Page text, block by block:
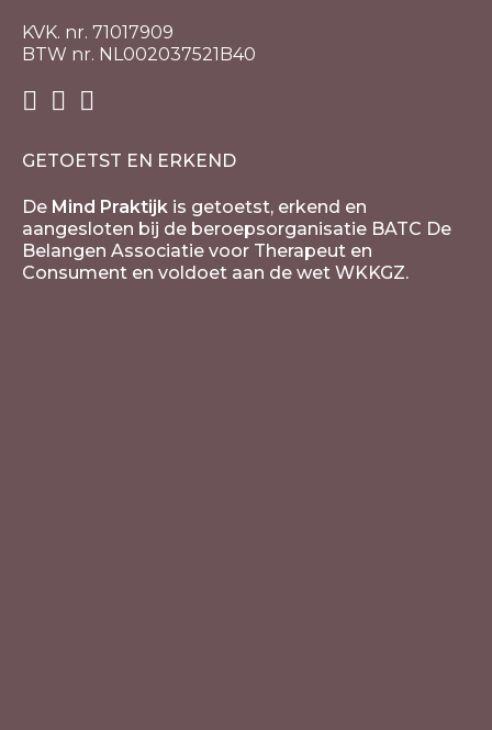
KVK. nr. 71017909
BTW nr. NL002037521B40
GETOETST EN ERKEND
De Mind Praktijk is getoetst, erkend en
aangesloten bij de beroepsorganisatie BATC De
Belangen Associatie voor Therapeut en
Consument en voldoet aan de wet WKKGZ.